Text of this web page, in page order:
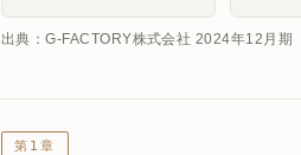
出典：G-FACTORY株式会社 2024年12月期
第1章